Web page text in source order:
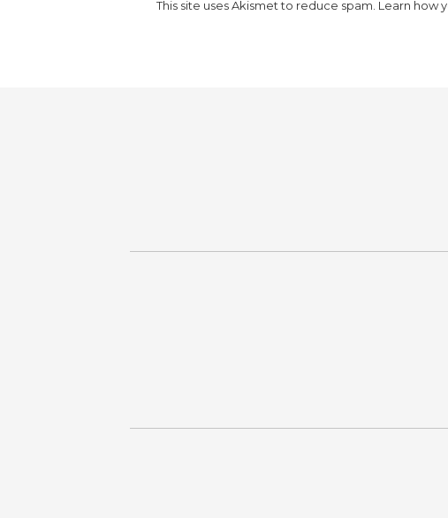
This site uses Akismet to reduce spam. Learn how